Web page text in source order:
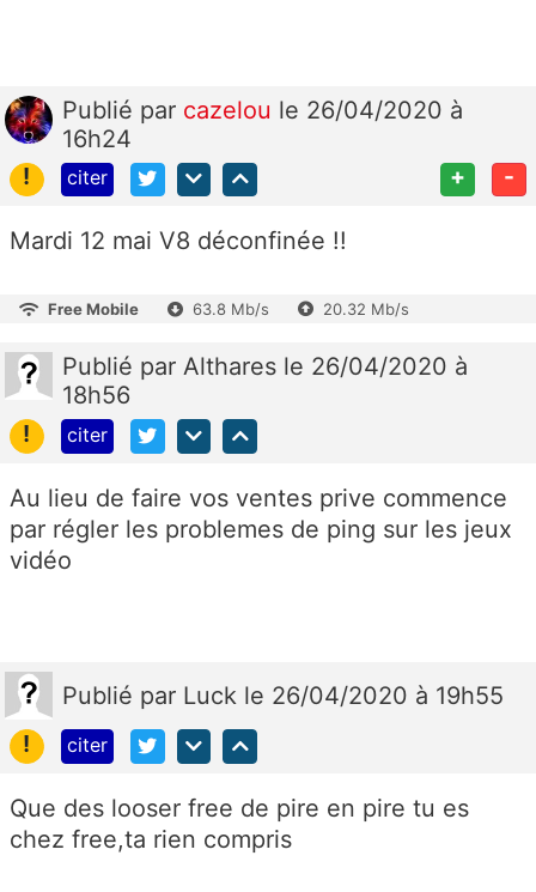
Publié par cazelou le 26/04/2020 à
16h24
!
citer + -
Mardi 12 mai V8 déconfinée !!
Free Mobile 63.8 Mb/s 20.32 Mb/s
Publié par Althares le 26/04/2020 à
18h56
!
citer
Au lieu de faire vos ventes prive commence
par régler les problemes de ping sur les jeux
vidéo
Publié par Luck le 26/04/2020 à 19h55
!
citer
Que des looser free de pire en pire tu es
chez free,ta rien compris